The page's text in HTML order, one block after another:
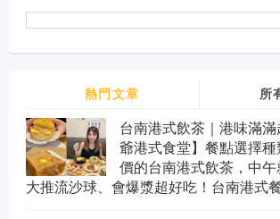
熱門文章 所
台南港式飲茶｜港味滿
爺港式食堂】餐點選擇
價的台南港式飲茶，中午
大推流沙球、會爆漿超好吃！台南港式